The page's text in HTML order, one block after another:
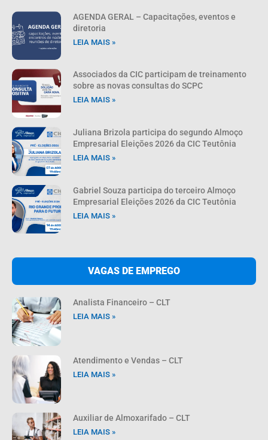
AGENDA GERAL – Capacitações, eventos e
diretoria
LEIA MAIS »
Associados da CIC participam de treinamento
sobre as novas consultas do SCPC
LEIA MAIS »
Juliana Brizola participa do segundo Almoço
Empresarial Eleições 2026 da CIC Teutônia
LEIA MAIS »
Gabriel Souza participa do terceiro Almoço
Empresarial Eleições 2026 da CIC Teutônia
LEIA MAIS »
VAGAS DE EMPREGO
Analista Financeiro – CLT
LEIA MAIS »
Atendimento e Vendas – CLT
LEIA MAIS »
Auxiliar de Almoxarifado – CLT
LEIA MAIS »